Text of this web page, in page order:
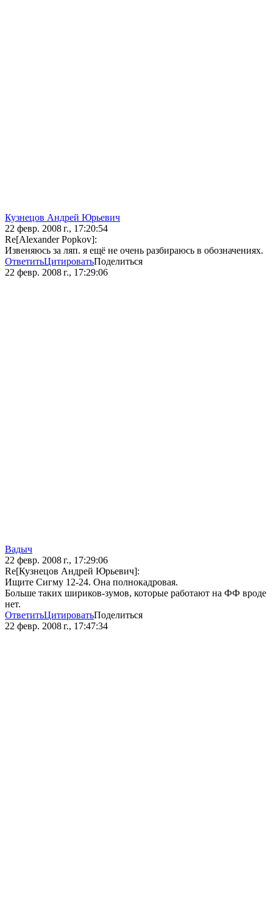
Кузнецов Андрей Юрьевич
22 февр. 2008 г., 17:20:54
Re[Alexander Popkov]:
Извеняюсь за ляп. я ещё не очень разбираюсь в обозначениях.
ОтветитьЦитироватьПоделиться
22 февр. 2008 г., 17:29:06
Вадыч
22 февр. 2008 г., 17:29:06
Re[Кузнецов Андрей Юрьевич]:
Ищите Сигму 12-24. Она полнокадровая.
Больше таких шириков-зумов, которые работают на ФФ вроде
нет.
ОтветитьЦитироватьПоделиться
22 февр. 2008 г., 17:47:34